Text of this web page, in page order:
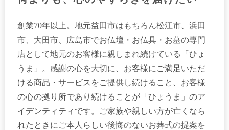
創業70年以上。地元益田市はもちろん松江市、浜田
市、大田市、広島市でお仏壇・お仏具・お墓の専門
店として地元のお客様に親しまれ続けている「ひょ
うま」。感謝の心を大切に、お客様にご満足いただ
ける商品・サービスをご提供し続けること、お客様
の心の拠り所であり続けることが「ひょうま」のア
イデンティティです。ご家族や親しい方が亡くなら
れたときにご本人らしい後悔のないお葬式の提案を